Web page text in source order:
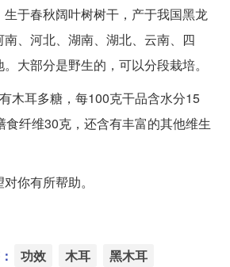
于春秋阔叶树树干，产于我国黑龙
、河北、湖南、湖北、云南、四
大部分是野生的，可以分段栽培。
木耳多糖，每100克干品含水分15
食纤维30克，还含有丰富的其他维生
你有所帮助。
功效 木耳 黑木耳